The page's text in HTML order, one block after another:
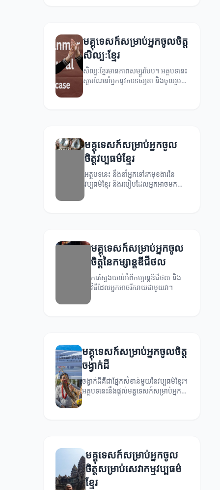
មគ្គុទេសក៍សម្រាប់អ្នកចូលចិត្ត
សិល្បៈខ្មែរ
សិល្បៈខ្មែរមានភាពសម្បូរបែប។ អត្ថបទនេះ
សូមណែនាំអ្នកនូវការទស្សនា និងចូលរួម
មគ្គុទេសក៍សម្រាប់អ្នកចូល
ចិត្តវប្បធម៌ខ្មែរ
អត្ថបទនេះ នឹងនាំអ្នកទៅរកមុខងារនៃ
វប្បធម៌ខ្មែរ និងរបៀបដែលអ្នកអាចមក
រីករាយជាមួយវា។
មគ្គុទេសក៍សម្រាប់អ្នកចូល
ចិត្តនៃកម្សាន្តឌីជីថល
ការស្វែងយល់អំពីកម្សាន្តឌីជីថល និង
វិធីដែលអ្នកអាចរីករាយជាមួយវា។
មគ្គុទេសក៍សម្រាប់អ្នកចូលចិត្ត
ចង្វាក់ដី
ចង្វាក់ដីគឺជាផ្នែកសំខាន់មួយនៃវប្បធម៌ខ្មែរ។
អត្ថបទនេះនឹងផ្ដល់មគ្គុទេសក៍សម្រាប់អ្នក
មគ្គុទេសក៍សម្រាប់អ្នកចូល
ចិត្តសម្រាប់សេវាកម្មវប្បធម៌
ខ្មែរ